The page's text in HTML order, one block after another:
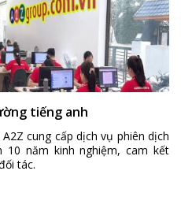
tiếng anh
cung cấp dịch vụ phiên dịch
năm kinh nghiệm, cam kết
tác.